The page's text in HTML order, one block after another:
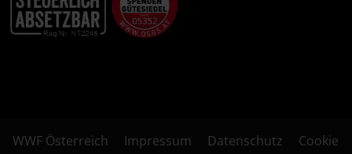
WWF Österreich Impressum Datenschutz
Cookie